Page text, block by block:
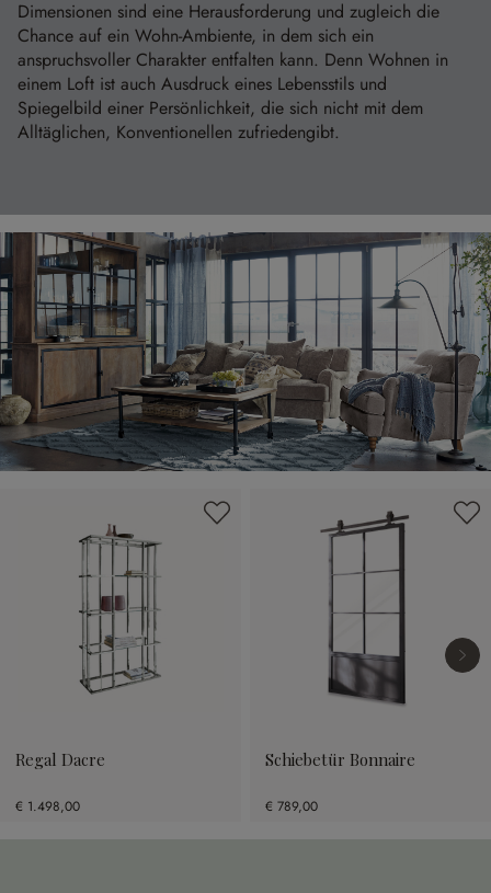
Dimensionen sind eine Herausforderung und zugleich die
Chance auf ein Wohn-Ambiente, in dem sich ein
anspruchsvoller Charakter entfalten kann. Denn Wohnen in
einem Loft ist auch Ausdruck eines Lebensstils und
Spiegelbild einer Persönlichkeit, die sich nicht mit dem
Alltäglichen, Konventionellen zufriedengibt.
Regal Dacre
€ 1.498,00
Schiebetür Bonnaire
€ 789,00